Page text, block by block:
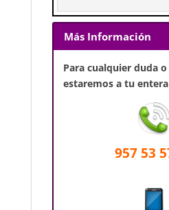
Más Información
Para cualquier duda
estaremos a tu
957 53